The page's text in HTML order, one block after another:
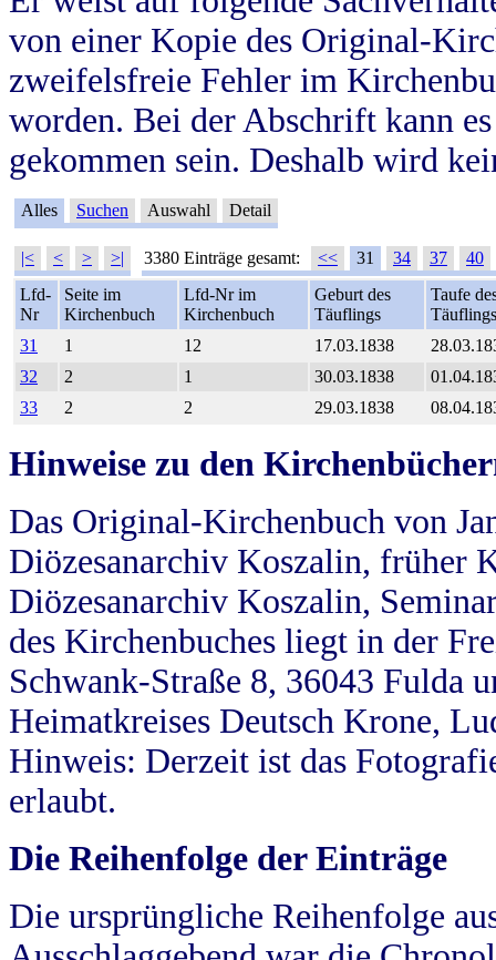
von einer Kopie des Original-
zweifelsfreie Fehler im
worden. Bei der Abschrift kann
gekommen sein. Deshalb wird
Alles Suchen Auswahl Detail
|< < > >| 3380 Einträge gesamt: << 31 34 37
40
Lfd-
Nr
Seite im
Kirchenbuch
Lfd-Nr im
Kirchenbuch
Geburt des
Täuflings
Taufe
Täuflings
31
1 12 17.03.1838
32
2 1 30.03.1838
33
2 2 29.03.1838
Hinweise zu den
Das Original-Kirchenbuch von
Diözesanarchiv Koszalin, früher
Diözesanarchiv Koszalin,
des Kirchenbuches liegt in der
Schwank-Straße 8, 36043 Fulda
Heimatkreises Deutsch Krone,
Hinweis: Derzeit ist das
erlaubt.
Die Reihenfolge der Einträge
Die ursprüngliche Reihenfolge